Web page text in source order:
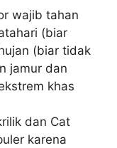
wajib tahan
(biar
(biar tidak
jamur dan
khas
dan Cat
karena